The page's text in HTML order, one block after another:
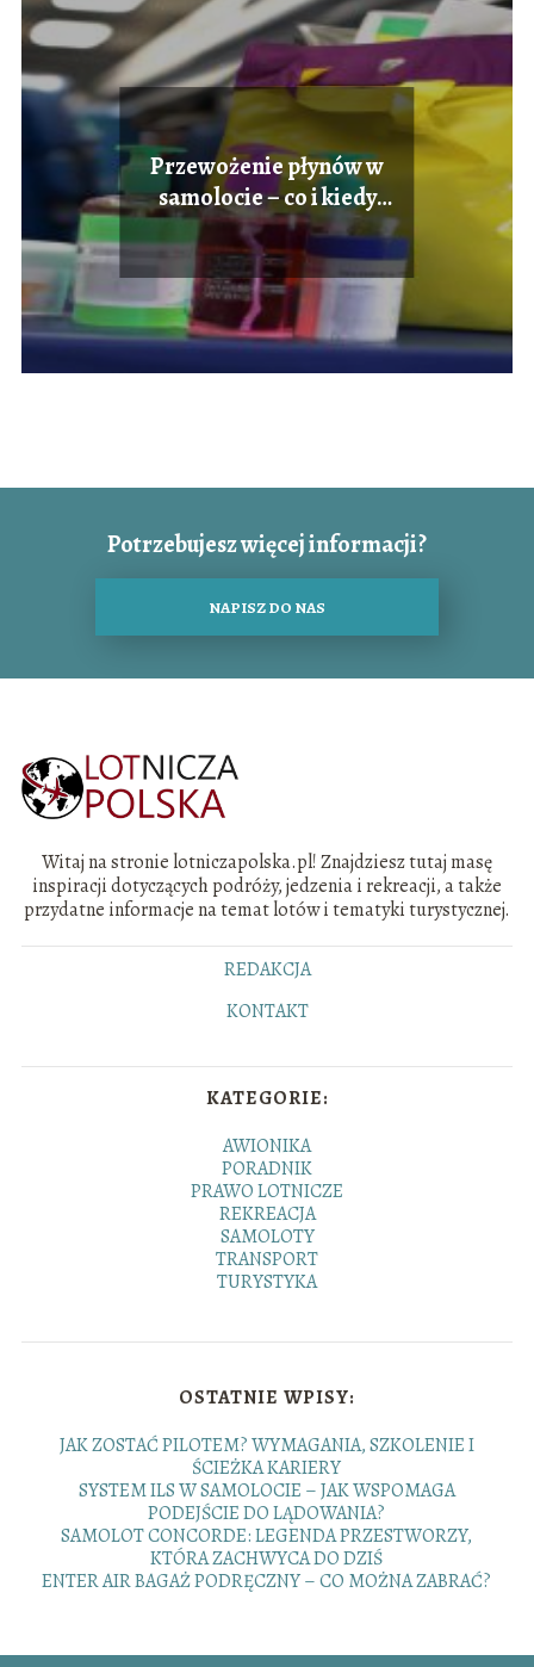
Przewożenie płynów w
samolocie – co i kiedy
można?
Potrzebujesz więcej informacji?
NAPISZ DO NAS
Witaj na stronie lotniczapolska.pl! Znajdziesz tutaj masę
inspiracji dotyczących podróży, jedzenia i rekreacji, a także
przydatne informacje na temat lotów i tematyki turystycznej.
REDAKCJA
KONTAKT
KATEGORIE:
AWIONIKA
PORADNIK
PRAWO LOTNICZE
REKREACJA
SAMOLOTY
TRANSPORT
TURYSTYKA
OSTATNIE WPISY:
JAK ZOSTAĆ PILOTEM? WYMAGANIA, SZKOLENIE I
ŚCIEŻKA KARIERY
SYSTEM ILS W SAMOLOCIE – JAK WSPOMAGA
PODEJŚCIE DO LĄDOWANIA?
SAMOLOT CONCORDE: LEGENDA PRZESTWORZY,
KTÓRA ZACHWYCA DO DZIŚ
ENTER AIR BAGAŻ PODRĘCZNY – CO MOŻNA ZABRAĆ?